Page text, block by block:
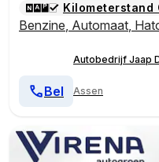
Kilometerstand
Benzine, Automaat,
Autobedrijf Jaap
Assen
Bel